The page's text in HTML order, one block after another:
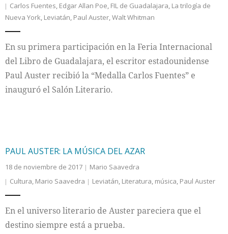
Carlos Fuentes, Edgar Allan Poe, FIL de Guadalajara, La trilogía de
Nueva York, Leviatán, Paul Auster,Walt Whitman
En su primera participación en la Feria Internacional
del Libro de Guadalajara, el escritor estadounidense
Paul Auster recibió la “Medalla Carlos Fuentes” e
inauguró el Salón Literario.
PAUL AUSTER: LA MÚSICA DEL AZAR
18 de noviembre de 2017
Mario Saavedra
Cultura, Mario Saavedra Leviatán, Literatura, música, Paul Auster
En el universo literario de Auster pareciera que el
destino siempre está a prueba.